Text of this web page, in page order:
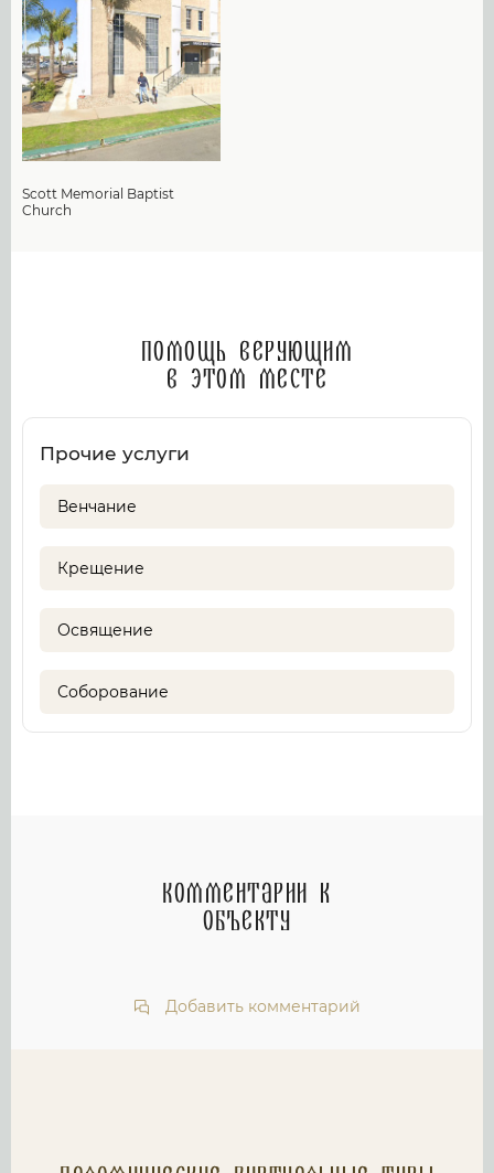
Scott Memorial Baptist
Church
Помощь верующим
в этом месте
Прочие услуги
Венчание
Крещение
Освящение
Соборование
Комментарии к
объекту
Добавить комментарий